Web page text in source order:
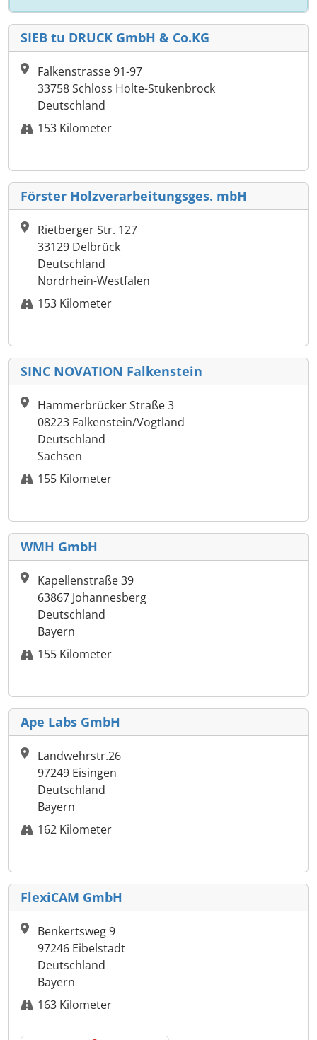
SIEB tu DRUCK GmbH & Co.KG
Falkenstrasse 91-97
33758 Schloss Holte-Stukenbrock
Deutschland
153 Kilometer
Förster Holzverarbeitungsges. mbH
Rietberger Str. 127
33129 Delbrück
Deutschland
Nordrhein-Westfalen
153 Kilometer
SINC NOVATION Falkenstein
Hammerbrücker Straße 3
08223 Falkenstein/Vogtland
Deutschland
Sachsen
155 Kilometer
WMH GmbH
Kapellenstraße 39
63867 Johannesberg
Deutschland
Bayern
155 Kilometer
Ape Labs GmbH
Landwehrstr.26
97249 Eisingen
Deutschland
Bayern
162 Kilometer
FlexiCAM GmbH
Benkertsweg 9
97246 Eibelstadt
Deutschland
Bayern
163 Kilometer